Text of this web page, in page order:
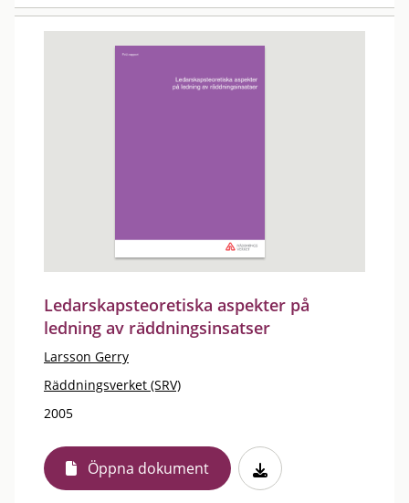
Ledarskapsteoretiska aspekter på
ledning av räddningsinsatser
Larsson Gerry
Räddningsverket (SRV)
2005
Öppna dokument